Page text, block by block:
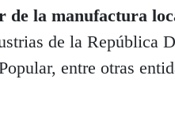
de la manufactura
de la República
entre otras